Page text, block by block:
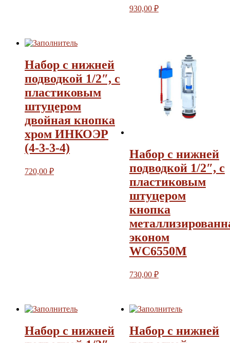
930,00 ₽
Набор с нижней
подводкой 1/2″, с
пластиковым
штуцером
двойная кнопка
хром ИНКОЭР
(4-3-3-4)
720,00 ₽
Набор с нижней
подводкой 1/2″, с
пластиковым
штуцером
кнопка
эконом
WC6550M
730,00 ₽
Набор с нижней
Набор с нижней